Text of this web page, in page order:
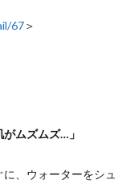
67＞
ムズムズ…」
、ウォーターをシュ